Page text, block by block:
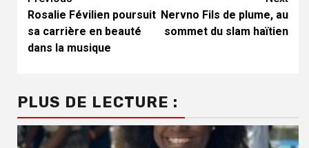
Reading
Rosalie Févilien poursuit
sa carrière en beauté
dans la musique
Nervno Fils de plume, au
sommet du slam haïtien
PLUS DE LECTURE :